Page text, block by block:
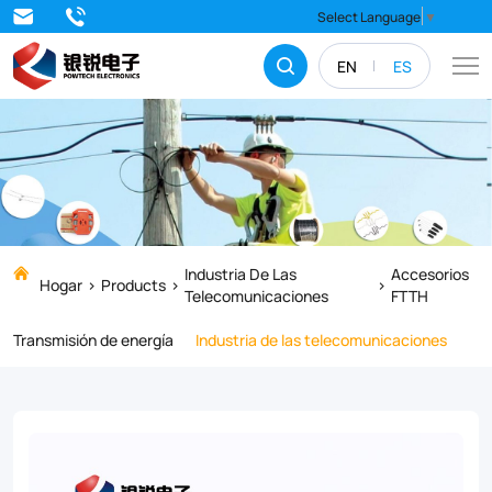
EN ES
Select Language ▼
Upgrade
your
FTTH
cable
installations
with
our
F13
Screw
Hogar Products
Industria De Las
Telecomunicaciones
Accesorios
FTTH
Transmisión de energía
Industria de las telecomunicaciones